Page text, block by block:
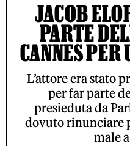
JACOB
PARTE
CANNES
L’attore era stato
per far parte
presieduta da
dovuto rinunciare
male